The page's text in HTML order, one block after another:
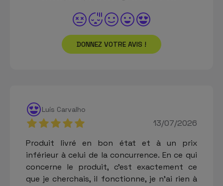
DONNEZ VOTRE AVIS !
Luís Carvalho
13/07/2026
Produit livré en bon état et à un prix
inférieur à celui de la concurrence. En ce qui
concerne le produit, c'est exactement ce
que je cherchais, il fonctionne, je n'ai rien à